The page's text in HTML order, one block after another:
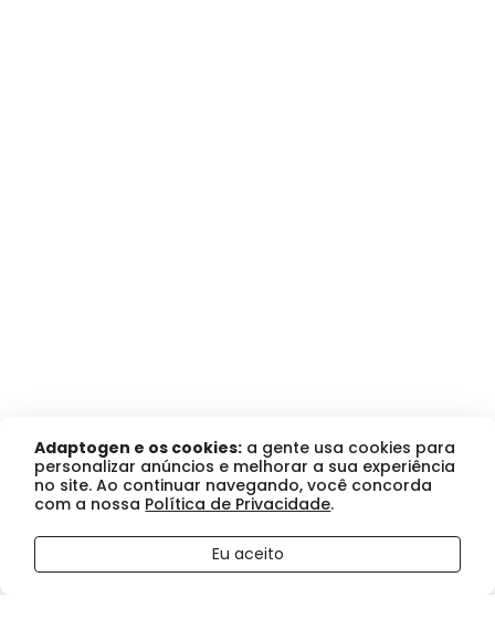
R$ 94,05
R$ 99,00no cartão de crédito
Adaptogen e os cookies: a gente usa cookies para
personalizar anúncios e melhorar a sua experiência
no site. Ao continuar navegando, você concorda
com a nossa Política de Privacidade.
Eu aceito